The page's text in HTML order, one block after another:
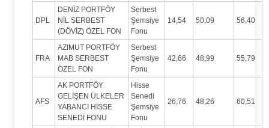
DPL
DENİZ PORTFÖY
NİL SERBEST
(DÖVİZ) ÖZEL FON
Serbest
Şemsiye
Fonu
14,54 50,09 56,40
FRA
AZIMUT PORTFÖY
MAB SERBEST
ÖZEL FON
Serbest
Şemsiye
Fonu
42,66 48,99 55,79
AFS
AK PORTFÖY
GELİŞEN ÜLKELER
YABANCI HİSSE
SENEDİ FONU
Hisse
Senedi
Şemsiye
Fonu
26,76 48,26 60,51